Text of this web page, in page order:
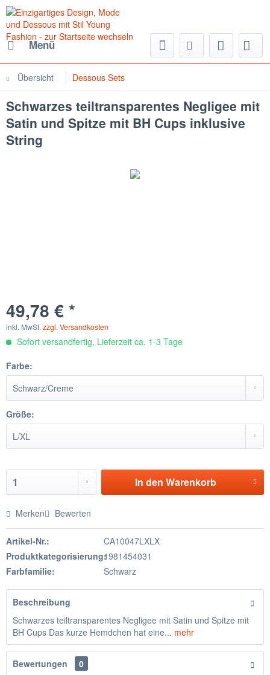
Menü
Übersicht Dessous Sets
Schwarzes teiltransparentes Negligee mit
Satin und Spitze mit BH Cups inklusive
String
49,78 € *
inkl. MwSt. zzgl. Versandkosten
Sofort versandfertig, Lieferzeit ca. 1-3 Tage
Farbe:
Größe:
In den Warenkorb
Merken Bewerten
Artikel-Nr.:
CA10047LXLX
Produktkategorisierung:1981454031
Farbfamilie:
Schwarz
Beschreibung
Schwarzes teiltransparentes Negligee mit Satin und Spitze mit
BH Cups Das kurze Hemdchen hat eine... mehr
Bewertungen
0